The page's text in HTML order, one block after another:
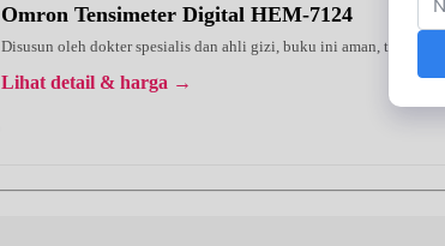
Omron Tensimeter Digital HEM-7124
Disusun oleh dokter spesialis dan ahli gizi, buku ini aman,
Lihat detail & harga →